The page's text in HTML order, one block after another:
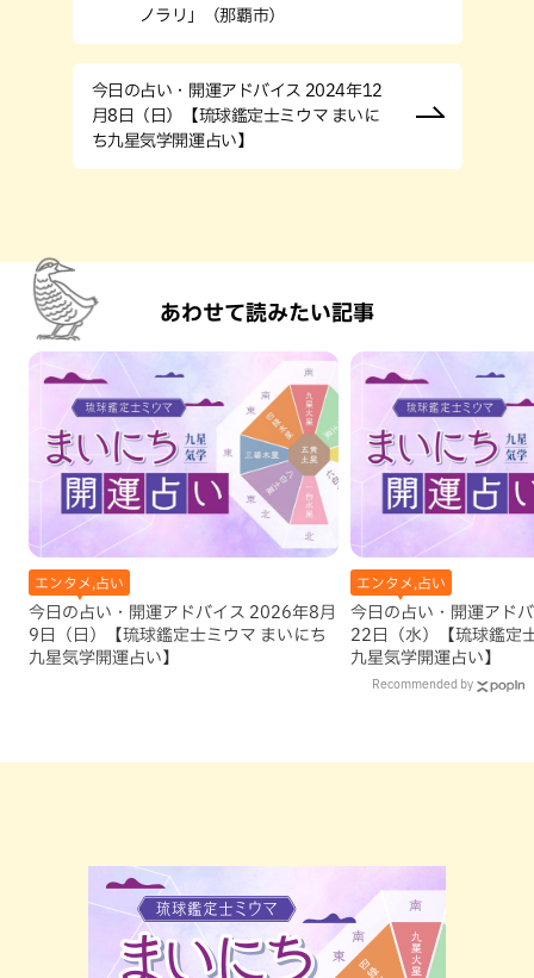
ノラリ」（那覇市）
今日の占い・開運アドバイス 2024年12
月8日（日）【琉球鑑定士ミウマ まいに
ち九星気学開運占い】
あわせて読みたい記事
エンタメ,占い
今日の占い・開運アドバイス 2026年8月
9日（日）【琉球鑑定士ミウマ まいにち
九星気学開運占い】
エンタメ,占い
今日の占い・開運アド
22日（水）【琉球鑑定
九星気学開運占い】
Recommended by